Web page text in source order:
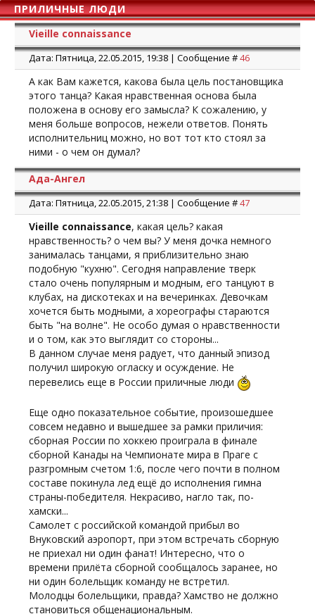
ПРИЛИЧНЫЕ ЛЮДИ
Vieille connaissance
Дата: Пятница, 22.05.2015, 19:38 | Сообщение #46
А как Вам кажется, какова была цель постановщика
этого танца? Какая нравственная основа была
положена в основу его замысла? К сожалению, у
меня больше вопросов, нежели ответов. Понять
исполнительниц можно, но вот тот кто стоял за
ними - о чем он думал?
Ада-Ангел
Дата: Пятница, 22.05.2015, 21:38 | Сообщение #47
Vieille connaissance, какая цель? какая
нравственность? о чем вы? У меня дочка немного
занималась танцами, я приблизительно знаю
подобную "кухню". Сегодня направление тверк
стало очень популярным и модным, его танцуют в
клубах, на дискотеках и на вечеринках. Девочкам
хочется быть модными, а хореографы стараются
быть "на волне". Не особо думая о нравственности
и о том, как это выглядит со стороны...
В данном случае меня радует, что данный эпизод
получил широкую огласку и осуждение. Не
перевелись еще в России приличные люди
Еще одно показательное событие, произошедшее
совсем недавно и вышедшее за рамки приличия:
сборная России по хоккею проиграла в финале
сборной Канады на Чемпионате мира в Праге с
разгромным счетом 1:6, после чего почти в полном
составе покинула лед ещё до исполнения гимна
страны-победителя. Некрасиво, нагло так, по-
хамски...
Самолет с российской командой прибыл во
Внуковский аэропорт, при этом встречать сборную
не приехал ни один фанат! Интересно, что о
времени прилёта сборной сообщалось заранее, но
ни один болельщик команду не встретил.
Молодцы болельщики, правда? Хамство не должно
становиться общенациональным.